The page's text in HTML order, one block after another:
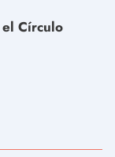
el Círculo